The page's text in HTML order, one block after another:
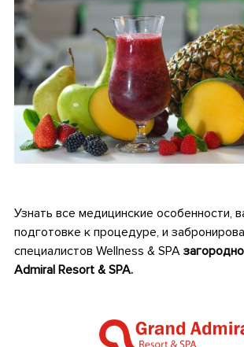
Узнать все медицинские особенности,
подготовке к процедуре, и
специалистов Wellness & SPA
Admiral Resort & SPA.